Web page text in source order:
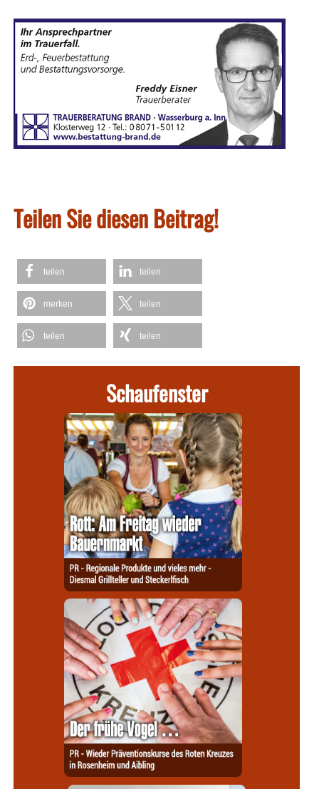
Teilen Sie diesen Beitrag!
teilen teilen
merken teilen
teilen teilen
Schaufenster